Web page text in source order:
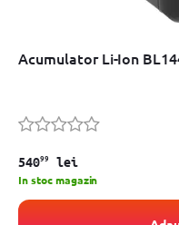
Acumulator Li-Ion
54099 lei
In stoc magazin